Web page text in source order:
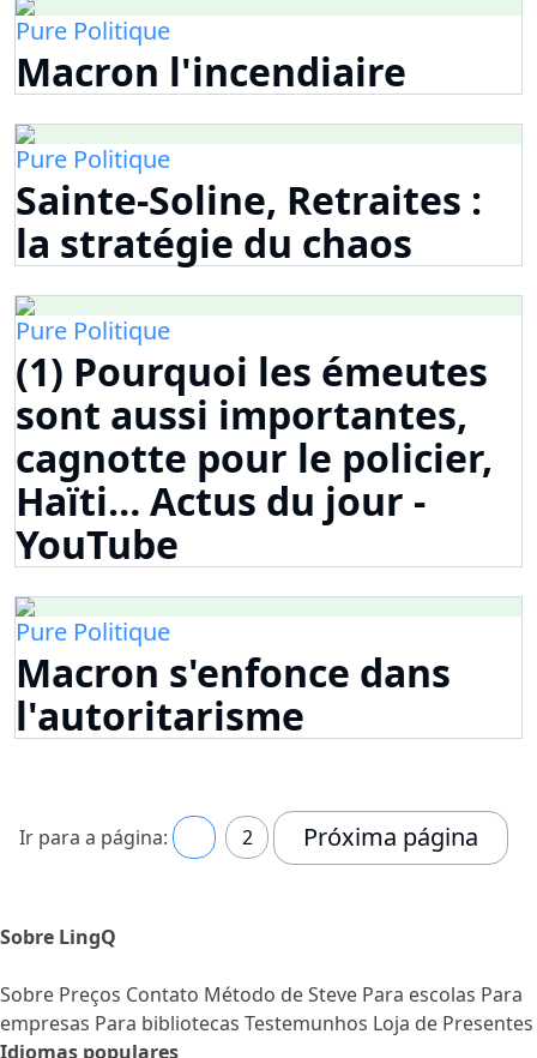
Pure Politique
Macron l'incendiaire
Pure Politique
Sainte-Soline, Retraites :
la stratégie du chaos
Pure Politique
(1) Pourquoi les émeutes
sont aussi importantes,
cagnotte pour le policier,
Haïti… Actus du jour -
YouTube
Pure Politique
Macron s'enfonce dans
l'autoritarisme
Ir para a página: 2 Próxima página
Sobre LingQ
Sobre Preços Contato Método de Steve Para escolas Para
empresas Para bibliotecas Testemunhos Loja de Presentes
Idiomas populares